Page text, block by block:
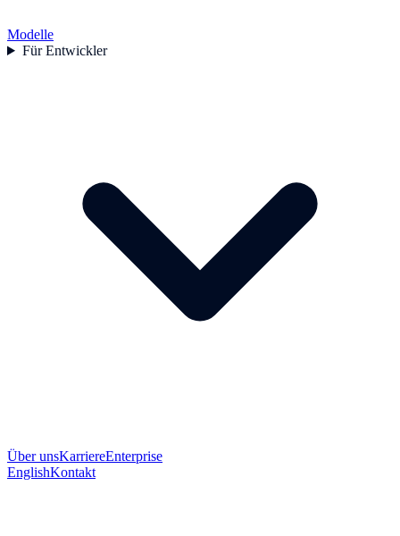
Modelle
Für Entwickler
Über unsKarriereEnterprise
EnglishKontakt